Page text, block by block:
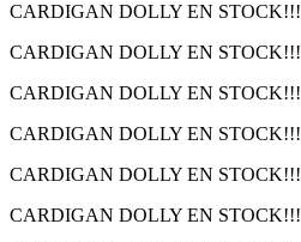
CARDIGAN DOLLY EN STOCK!!!
CARDIGAN DOLLY EN STOCK!!!
CARDIGAN DOLLY EN STOCK!!!
CARDIGAN DOLLY EN STOCK!!!
CARDIGAN DOLLY EN STOCK!!!
CARDIGAN DOLLY EN STOCK!!!